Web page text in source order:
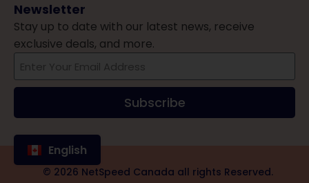
English
Newsletter
Stay up to date with our latest news, receive
exclusive deals, and more.
Subscribe
© 2026 NetSpeed Canada all rights Reserved.
Privacy Policy